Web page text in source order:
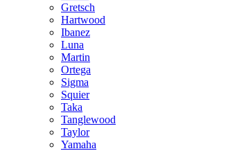
Gretsch
Hartwood
Ibanez
Luna
Martin
Ortega
Sigma
Squier
Taka
Tanglewood
Taylor
Yamaha